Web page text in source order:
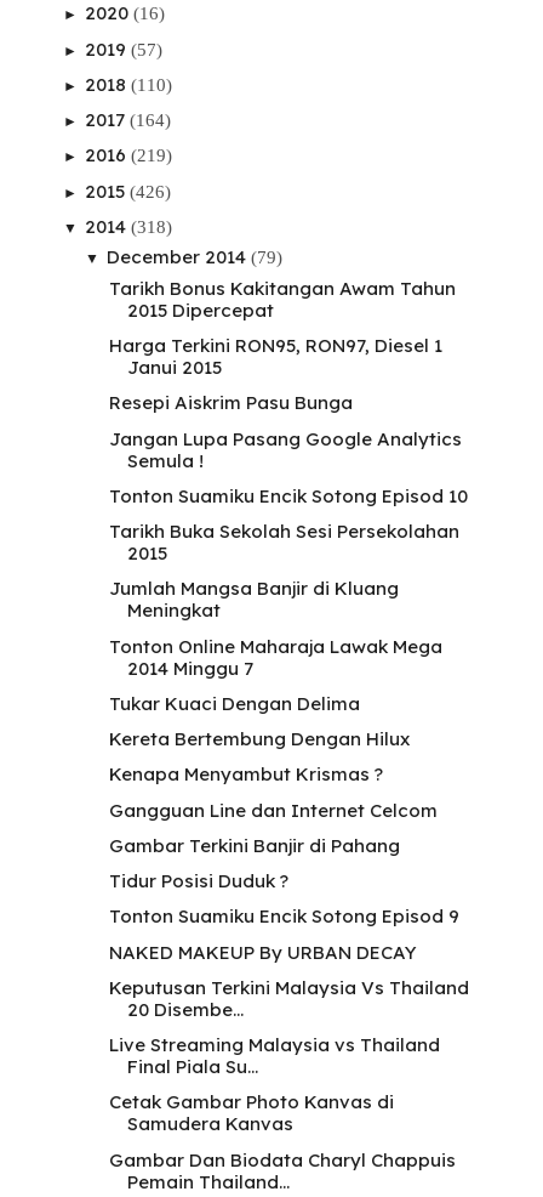
► 2020 (16)
► 2019 (57)
► 2018 (110)
► 2017 (164)
► 2016 (219)
► 2015 (426)
▼ 2014 (318)
▼ December 2014 (79)
Tarikh Bonus Kakitangan Awam Tahun
2015 Dipercepat
Harga Terkini RON95, RON97, Diesel 1
Janui 2015
Resepi Aiskrim Pasu Bunga
Jangan Lupa Pasang Google Analytics
Semula !
Tonton Suamiku Encik Sotong Episod 10
Tarikh Buka Sekolah Sesi Persekolahan
2015
Jumlah Mangsa Banjir di Kluang
Meningkat
Tonton Online Maharaja Lawak Mega
2014 Minggu 7
Tukar Kuaci Dengan Delima
Kereta Bertembung Dengan Hilux
Kenapa Menyambut Krismas ?
Gangguan Line dan Internet Celcom
Gambar Terkini Banjir di Pahang
Tidur Posisi Duduk ?
Tonton Suamiku Encik Sotong Episod 9
NAKED MAKEUP By URBAN DECAY
Keputusan Terkini Malaysia Vs Thailand
20 Disembe...
Live Streaming Malaysia vs Thailand
Final Piala Su...
Cetak Gambar Photo Kanvas di
Samudera Kanvas
Gambar Dan Biodata Charyl Chappuis
Pemain Thailand...